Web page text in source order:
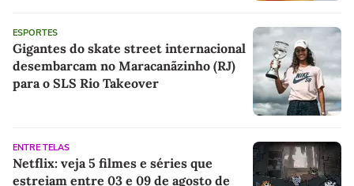
ESPORTES
Gigantes do skate street internacional
desembarcam no Maracanãzinho (RJ)
para o SLS Rio Takeover
ENTRE TELAS
Netflix: veja 5 filmes e séries que
estreiam entre 03 e 09 de agosto de